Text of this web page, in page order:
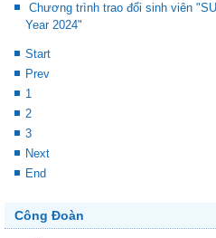
Chương trình trao đổi sinh viên
Year 2024"
Start
Prev
1
2
3
Next
End
Công Đoàn